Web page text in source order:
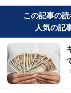
この記事の読
人気の記